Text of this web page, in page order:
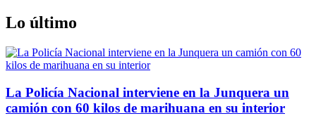
Lo último
La Policía Nacional interviene en la Junquera un
camión con 60 kilos de marihuana en su interior